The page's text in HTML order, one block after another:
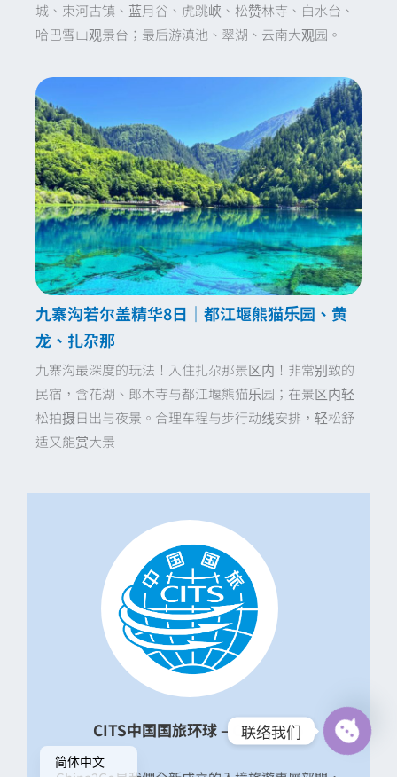
城、束河古镇、蓝月谷、虎跳峡、松赞林寺、白水台、
哈巴雪山观景台；最后游滇池、翠湖、云南大观园。
九寨沟若尔盖精华8日｜都江堰熊猫乐园、黄
龙、扎尕那
九寨沟最深度的玩法！入住扎尕那景区内！非常别致的
民宿，含花湖、郎木寺与都江堰熊猫乐园；在景区内轻
松拍摄日出与夜景。合理车程与步行动线安排，轻松舒
适又能赏大景
CITS中国国旅环球 – China2Go
简体中文
繁體中文 联络我们
Open